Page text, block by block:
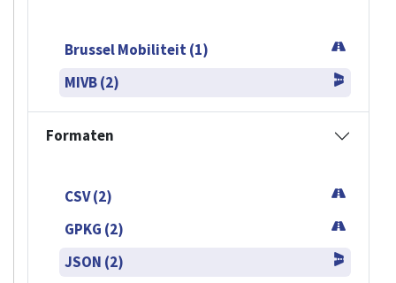
Brussel Mobiliteit (1)
MIVB (2)
Formaten
CSV (2)
GPKG (2)
JSON (2)